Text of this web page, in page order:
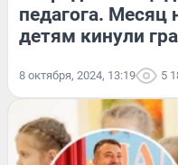
педагога. Месяц
детям кинули
8 октября, 2024, 13:19 5